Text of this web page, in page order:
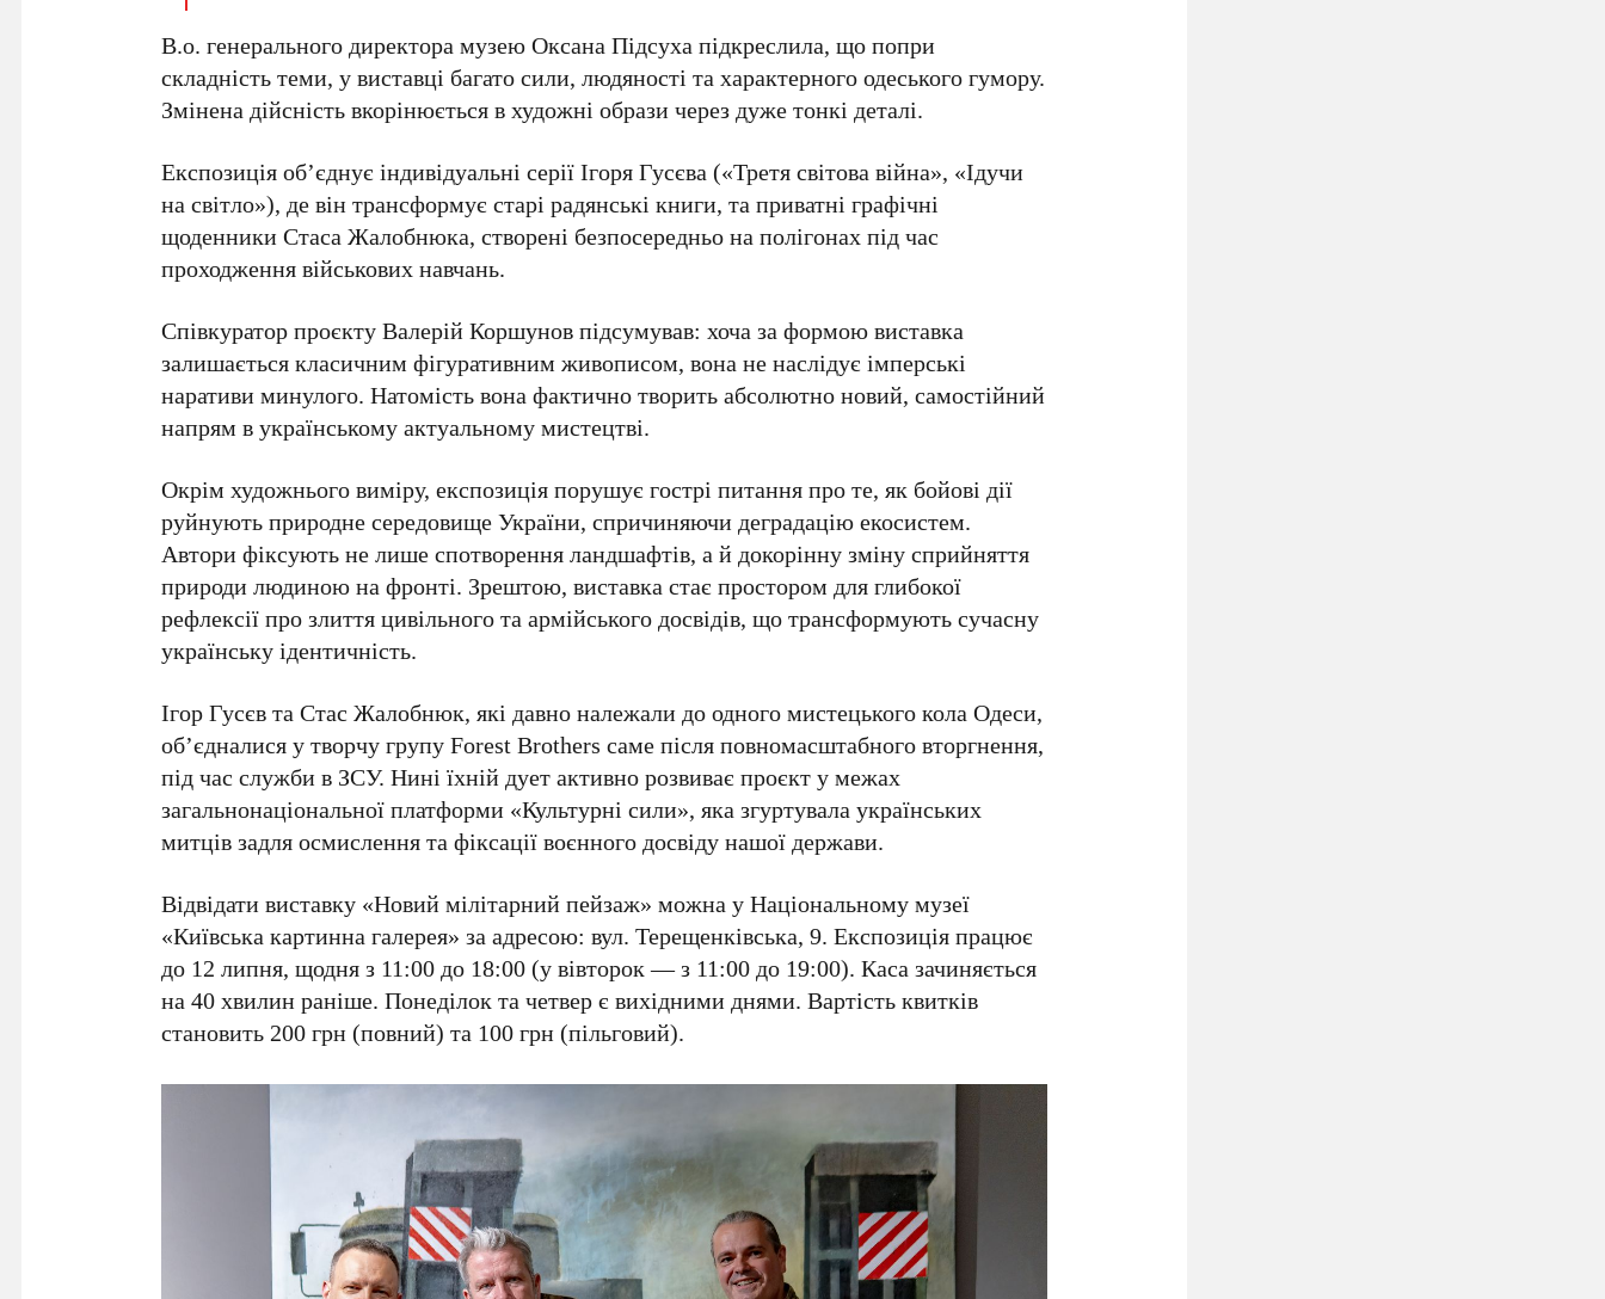
В.о. генерального директора музею Оксана Підсухапідкреслила, що попри
складність теми, у виставці багато сили, людяності та характерного одеського гумору.
Змінена дійсність вкорінюється в художні образи через дуже тонкі деталі.
Експозиція об’єднує індивідуальні серіїІгоря Гусєва («Третя світова війна», «Ідучи
на світло»), де він трансформує старі радянські книги, та приватні графічні
щоденникиСтаса Жалобнюка, створені безпосередньо на полігонах під час
проходження військових навчань.
Співкуратор проєктуВалерій Коршуновпідсумував: хоча за формою виставка
залишається класичним фігуративним живописом, вона не наслідує імперські
наративи минулого. Натомість вона фактично творить абсолютно новий, самостійний
напрям в українському актуальному мистецтві.
Окрім художнього виміру, експозиція порушує гострі питання про те, як бойові дії
руйнують природне середовище України, спричиняючи деградацію екосистем.
Автори фіксують не лише спотворення ландшафтів, а й докорінну зміну сприйняття
природи людиною на фронті. Зрештою, виставка стає простором для глибокої
рефлексії про злиття цивільного та армійського досвідів, що трансформують сучасну
українську ідентичність.
Ігор ГусєвтаСтас Жалобнюк, які давно належали до одного мистецького кола Одеси,
об’єдналися у творчу групуForest Brothers саме після повномасштабного вторгнення,
під час служби в ЗСУ. Нині їхній дует активно розвиває проєкт у межах
загальнонаціональної платформи «Культурні сили», яка згуртувала українських
митців задля осмислення та фіксації воєнного досвіду нашої держави.
Відвідати виставку «Новий мілітарний пейзаж» можна уНаціональному музеї
«Київська картинна галерея» за адресою:вул. Терещенківська, 9. Експозиція працює
до 12 липня, щодня з 11:00 до 18:00 (у вівторок — з 11:00 до 19:00). Каса зачиняється
на40 хвилинраніше. Понеділок та четвер є вихідними днями. Вартість квитків
становить200 грн (повний) та 100 грн (пільговий).